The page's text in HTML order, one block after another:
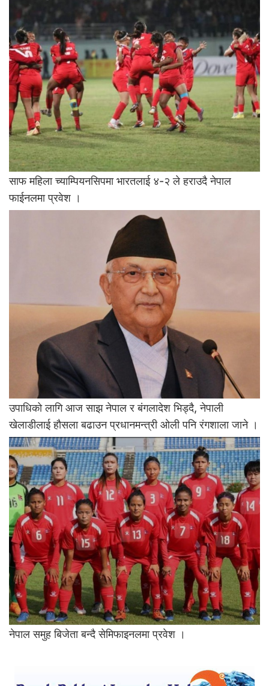
साफ महिला च्याम्पियनसिपमा भारतलाई ४-२ ले हराउदै नेपाल
फाईनलमा प्रवेश ।
उपाधिको लागि आज साझ नेपाल र बंगलादेश भिड्दै, नेपाली
खेलाडीलाई हाैसला बढाउन प्रधानमन्त्री ओली पनि रंगशाला जाने ।
नेपाल समुह बिजेता बन्दै सेमिफाइनलमा प्रवेश ।